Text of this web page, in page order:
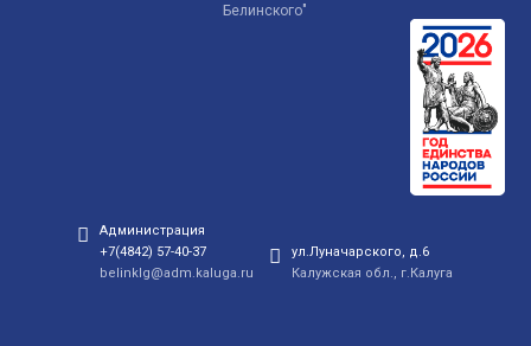
Белинского"
Администрация
+7(4842) 57-40-37
belinklg@adm.kaluga.ru
ул.Луначарского, д.6
Калужская обл., г.Калуга